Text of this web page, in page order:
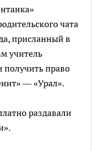
чата
присланный в
учитель
получить право
— «Урал».
раздавали